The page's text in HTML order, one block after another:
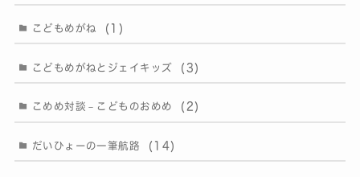
こどもめがね (1)
こどもめがねとジェイキッズ (3)
こめめ対談－こどものおめめ (2)
だいひょーの一筆航路 (14)